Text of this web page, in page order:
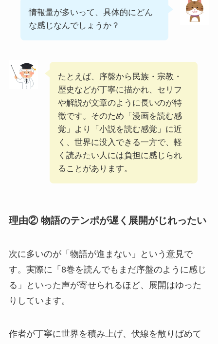
情報量が多いって、具体的にどん
な感じなんでしょうか？
たとえば、序盤から民族・宗教・
歴史などが丁寧に描かれ、セリフ
や解説が文章のように長いのが特
徴です。そのため「漫画を読む感
覚」より「小説を読む感覚」に近
く、世界に没入できる一方で、軽
く読みたい人には負担に感じられ
ることがあります。
理由② 物語のテンポが遅く展開がじれったい
次に多いのが「物語が進まない」という意見で
す。実際に「8巻を読んでもまだ序盤のように感じ
る」といった声が寄せられるほど、展開はゆった
りしています。
作者が丁寧に世界を積み上げ、伏線を散りばめて